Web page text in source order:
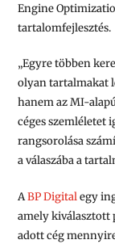
Engine
tartalomfejlesztés.
„Egyre többen
olyan tartalmakat
hanem az MI-
céges szemléletet
rangsorolása
a válaszába a
ABP Digitalegy
amely kiválasztott
adott cég